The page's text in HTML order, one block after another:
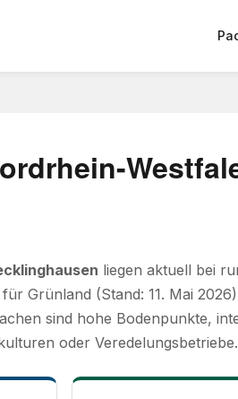
liegen aktuell bei
für Grünland (Stand: 11. Mai
sind hohe Bodenpunkte,
oder Veredelungsbetriebe.